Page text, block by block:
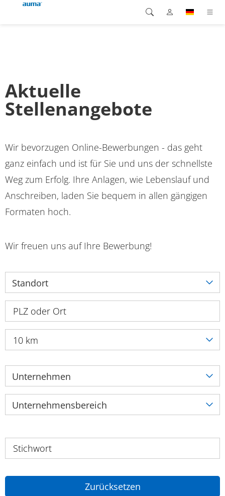
Downloads
Karriere
Kontakt
Asien und Pazifik
Aktuelle
Stellenangebote
Wir bevorzugen Online-Bewerbungen - das geht
ganz einfach und ist für Sie und uns der schnellste
Weg zum Erfolg. Ihre Anlagen, wie Lebenslauf und
Anschreiben, laden Sie bequem in allen gängigen
Formaten hoch.
Wir freuen uns auf Ihre Bewerbung!
Standort
10 km
Unternehmen
Unternehmensbereich
Zurücksetzen